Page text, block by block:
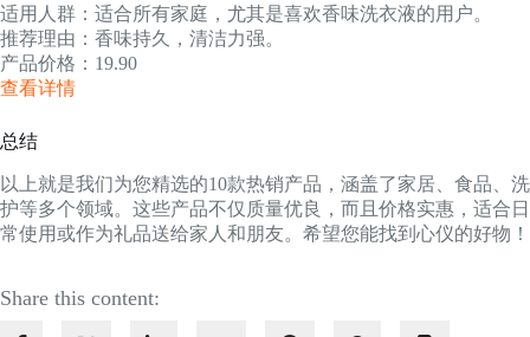
适用人群：适合所有家庭，尤其是喜欢香味洗衣液的用户。
推荐理由：香味持久，清洁力强。
产品价格：19.90
查看详情
总结
以上就是我们为您精选的10款热销产品，涵盖了家居、食品、洗
护等多个领域。这些产品不仅质量优良，而且价格实惠，适合日
常使用或作为礼品送给家人和朋友。希望您能找到心仪的好物！
Share this content: